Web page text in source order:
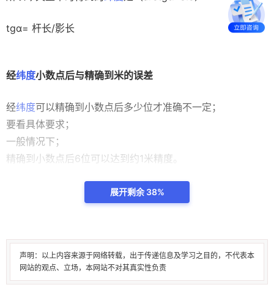
tgα= 杆长/影长
经纬度小数点后与精确到米的误差
经纬度可以精确到小数点后多少位才准确不一定；
要看具体要求；
一般情况下；
精确到小数点后6位可以达到约1米精度。
展开剩余 38%
声明：以上内容来源于网络转载，出于传递信息及学习之目的，不代表本
网站的观点、立场，本网站不对其真实性负责